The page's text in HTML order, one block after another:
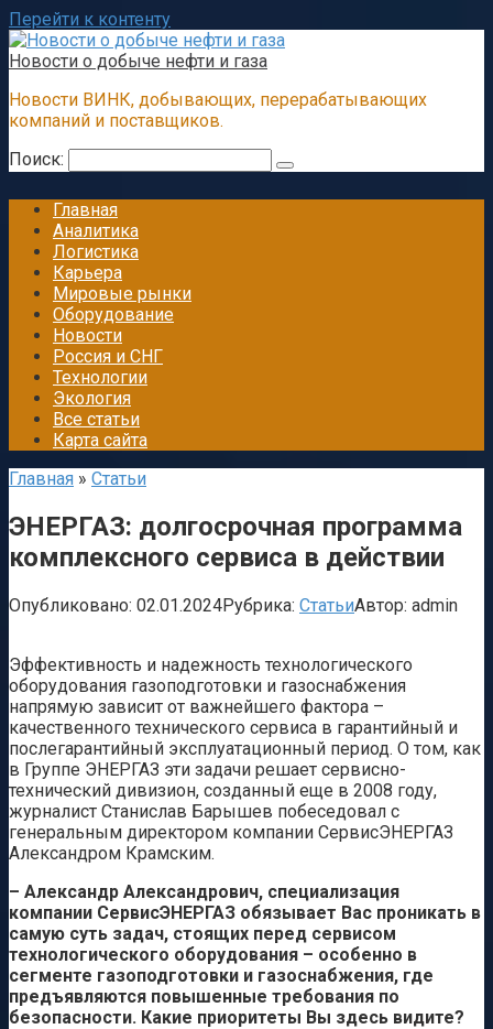
Перейти к контенту
Новости о добыче нефти и газа
Новости ВИНК, добывающих, перерабатывающих
компаний и поставщиков.
Поиск:
Главная
Аналитика
Логистика
Карьера
Мировые рынки
Оборудование
Новости
Россия и СНГ
Технологии
Экология
Все статьи
Карта сайта
Главная » Статьи
ЭНЕРГАЗ: долгосрочная программа
комплексного сервиса в действии
Опубликовано: 02.01.2024Рубрика: СтатьиАвтор: admin
Эффективность и надежность технологического
оборудования газоподготовки и газоснабжения
напрямую зависит от важнейшего фактора –
качественного технического сервиса в гарантийный и
послегарантийный эксплуатационный период. О том, как
в Группе ЭНЕРГАЗ эти задачи решает сервисно-
технический дивизион, созданный еще в 2008 году,
журналист Станислав Барышев побеседовал с
генеральным директором компании СервисЭНЕРГАЗ
Александром Крамским.
– Александр Александрович, специализация
компании СервисЭНЕРГАЗ обязывает Вас проникать в
самую суть задач, стоящих перед сервисом
технологического оборудования – особенно в
сегменте газоподготовки и газоснабжения, где
предъявляются повышенные требования по
безопасности. Какие приоритеты Вы здесь видите?